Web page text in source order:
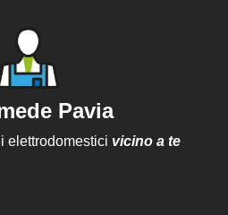
Pavia
elettrodomestici vicino a te